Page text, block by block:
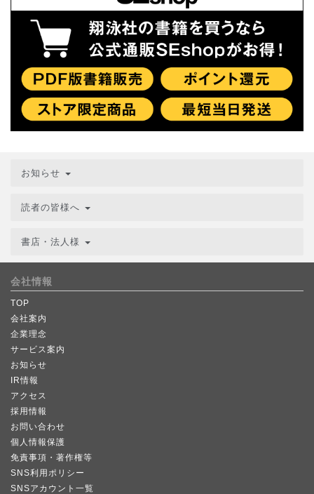
お知らせ
読者の皆様へ
書店・法人様
会社情報
TOP
会社案内
企業理念
サービス案内
お知らせ
IR情報
アクセス
採用情報
お問い合わせ
個人情報保護
免責事項・著作権等
SNS利用ポリシー
SNSアカウント一覧